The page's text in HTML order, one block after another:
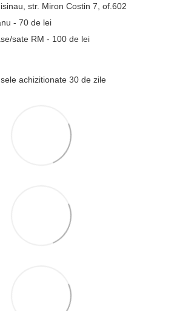
str. Miron Costin 7, of.602
- 70 de lei
sate RM - 100 de lei
achizitionate 30 de zile